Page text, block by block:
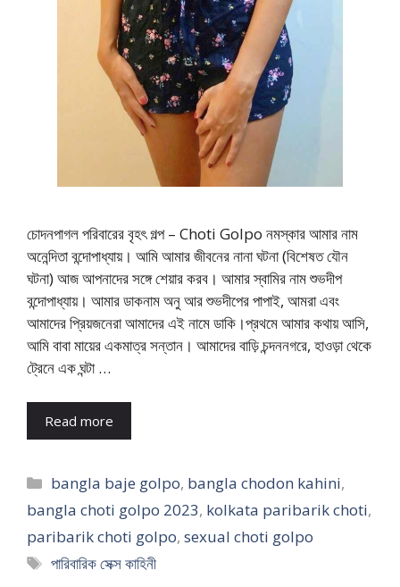
চোদনপাগল পরিবারের বৃহৎ গল্প – Choti Golpo নমস্কার আমার নাম
অনেন্দিতা বন্দোপাধ্যায়। আমি আমার জীবনের নানা ঘটনা (বিশেষত যৌন
ঘটনা) আজ আপনাদের সঙ্গে শেয়ার করব। আমার স্বামির নাম শুভদীপ
বন্দোপাধ্যায়। আমার ডাকনাম অনু আর শুভদীপের পাপাই, আমরা এবং
আমাদের প্রিয়জনেরা আমাদের এই নামে ডাকি।প্রথমে আমার কথায় আসি,
আমি বাবা মায়ের একমাত্র সন্তান। আমাদের বাড়ি চন্দননগরে, হাওড়া থেকে
ট্রেনে এক ঘন্টা …
Read more
Categories
bangla baje golpo, bangla chodon kahini,
bangla choti golpo 2023, kolkata paribarik choti,
paribarik choti golpo, sexual choti golpo
Tags
পারিবারিক সেক্স কাহিনী